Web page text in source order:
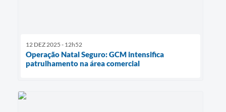
12 DEZ 2025 - 12h52
Operação Natal Seguro: GCM intensifica
patrulhamento na área comercial